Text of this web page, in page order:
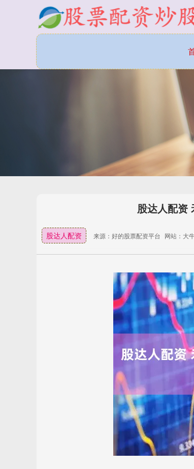
股达人配资
股达人配资 来源：好的股票配资平台 网站：大